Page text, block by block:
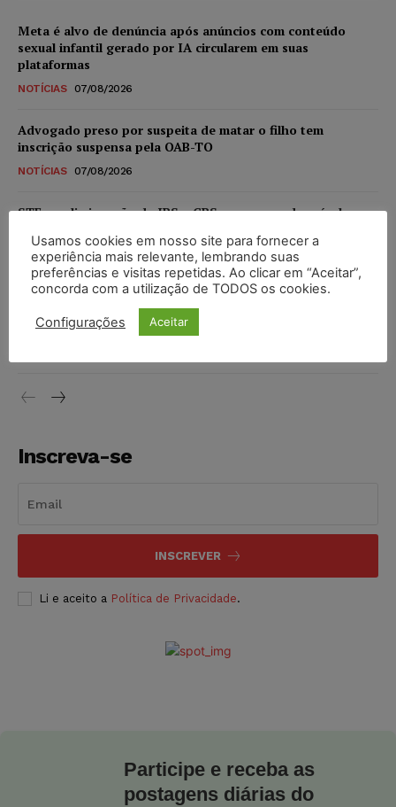
Meta é alvo de denúncia após anúncios com conteúdo
sexual infantil gerado por IA circularem em suas
plataformas
NOTÍCIAS 07/08/2026
Advogado preso por suspeita de matar o filho tem
inscrição suspensa pela OAB-TO
NOTÍCIAS 07/08/2026
STF amplia isenção de IBS e CBS na compra de veículos
níveis
DIREITO TRIBUTÁRIO 07/08/2026
Justiça do Trabalho mantém justa causa de empregado que
vendia canetas emagrecedoras no local de trabalho
Inscreva-se
INSCREVER
Li e aceito a Política de Privacidade.
Participe e receba as
postagens diárias do
Usamos cookies em nosso site para fornecer a
experiência mais relevante, lembrando suas
preferências e visitas repetidas. Ao clicar em “Aceitar”,
concorda com a utilização de TODOS os cookies.
Configurações Aceitar